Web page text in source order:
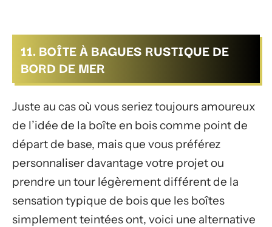
11. BOÎTE À BAGUES RUSTIQUE DE
BORD DE MER
Juste au cas où vous seriez toujours amoureux
de l’idée de la boîte en bois comme point de
départ de base, mais que vous préférez
personnaliser davantage votre projet ou
prendre un tour légèrement différent de la
sensation typique de bois que les boîtes
simplement teintées ont, voici une alternative